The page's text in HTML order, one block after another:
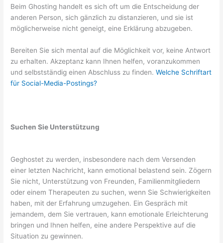
Beim Ghosting handelt es sich oft um die Entscheidung der
anderen Person, sich gänzlich zu distanzieren, und sie ist
möglicherweise nicht geneigt, eine Erklärung abzugeben.
Bereiten Sie sich mental auf die Möglichkeit vor, keine Antwort
zu erhalten. Akzeptanz kann Ihnen helfen, voranzukommen
und selbstständig einen Abschluss zu finden.Welche Schriftart
für Social-Media-Postings?
Suchen Sie Unterstützung
Geghostet zu werden, insbesondere nach dem Versenden
einer letzten Nachricht, kann emotional belastend sein. Zögern
Sie nicht, Unterstützung von Freunden, Familienmitgliedern
oder einem Therapeuten zu suchen, wenn Sie Schwierigkeiten
haben, mit der Erfahrung umzugehen. Ein Gespräch mit
jemandem, dem Sie vertrauen, kann emotionale Erleichterung
bringen und Ihnen helfen, eine andere Perspektive auf die
Situation zu gewinnen.